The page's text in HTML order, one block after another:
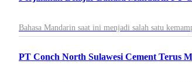
Bahasa Mandarin saat ini menjadi salah satu